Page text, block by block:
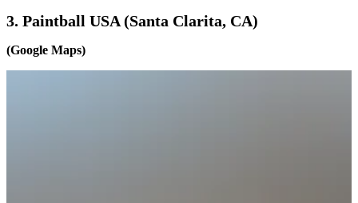
3. Paintball USA (Santa Clarita, CA)
(Google Maps)